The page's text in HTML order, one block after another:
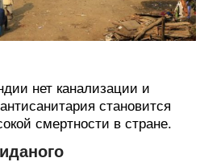
нет канализации и
становится
смертности в стране.